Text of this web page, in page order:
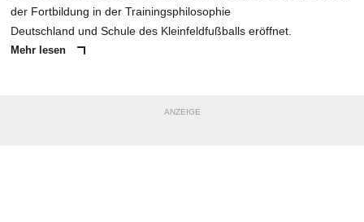
der Fortbildung in der Trainingsphilosophie
Deutschland und Schule des Kleinfeldfußballs eröffnet.
Mehr lesen
ANZEIGE